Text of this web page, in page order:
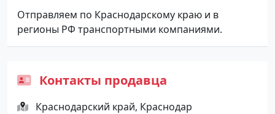
Отправляем по Краснодарскому краю и в
регионы РФ транспортными компаниями.
Контакты продавца
Краснодарский край, Краснодар